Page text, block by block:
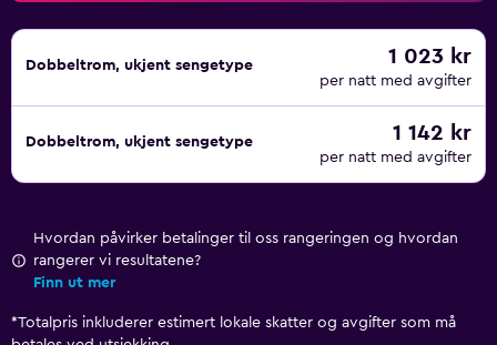
Dobbeltrom, ukjent sengetype 1 023 kr
per natt med avgifter
Dobbeltrom, ukjent sengetype 1 142 kr
per natt med avgifter
Hvordan påvirker betalinger til oss rangeringen og hvordan
rangerer vi resultatene?
Finn ut mer
*Totalpris inkluderer estimert lokale skatter og avgifter som må